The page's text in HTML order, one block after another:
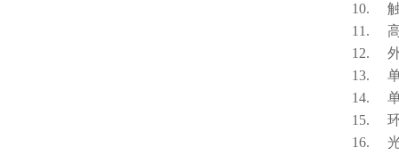
10. 触
11.
12.
13.
14. 单
15.
16.